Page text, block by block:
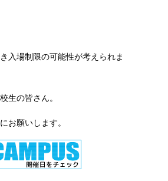
入場制限の可能性が考えられま
生の皆さん。
お願いします。